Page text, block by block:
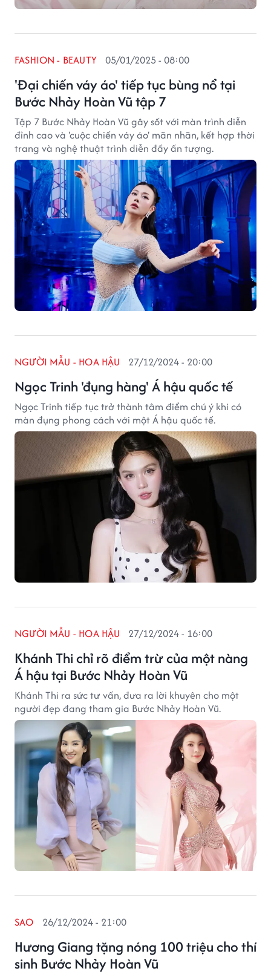
'Đại chiến váy áo' tiếp tục bùng nổ tại
Bước Nhảy Hoàn Vũ tập 7
FASHION - BEAUTY 05/01/2025 - 08:00
Tập 7 Bước Nhảy Hoàn Vũ gây sốt với màn trình diễn
đỉnh cao và 'cuộc chiến váy áo' mãn nhãn, kết hợp thời
trang và nghệ thuật trình diễn đầy ấn tượng.
Ngọc Trinh 'đụng hàng' Á hậu quốc tế
NGƯỜI MẪU - HOA HẬU 27/12/2024 - 20:00
Ngọc Trinh tiếp tục trở thành tâm điểm chú ý khi có
màn đụng phong cách với một Á hậu quốc tế.
Khánh Thi chỉ rõ điểm trừ của một nàng
Á hậu tại Bước Nhảy Hoàn Vũ
NGƯỜI MẪU - HOA HẬU 27/12/2024 - 16:00
Khánh Thi ra sức tư vấn, đưa ra lời khuyên cho một
người đẹp đang tham gia Bước Nhảy Hoàn Vũ.
Hương Giang tặng nóng 100 triệu cho thí
sinh Bước Nhảy Hoàn Vũ
SAO 26/12/2024 - 21:00